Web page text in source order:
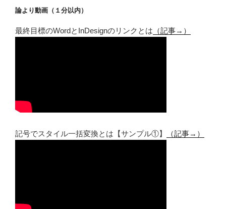
論より動画（１分以内）
最終目標のWordとInDesignのリンクとは （記事→）
記号でスタイル一括変換とは【サンプル①】 （記事→）